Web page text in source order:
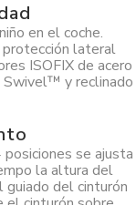
en el coche.
lateral
ISOFIX de acero
Swivel™ y reclinado
se ajusta
la altura del
guiado del cinturón